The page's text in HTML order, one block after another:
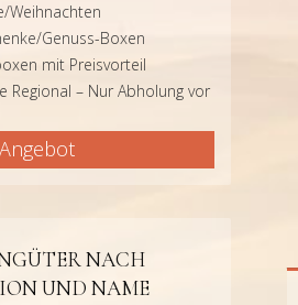
Weihnachten
Genuss-Boxen
mit Preisvorteil
Regional – Nur Abholung vor
Angebot
NACH
UND NAME